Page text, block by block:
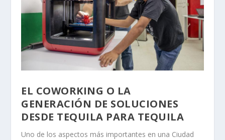
EL COWORKING O LA
GENERACIÓN DE SOLUCIONES
DESDE TEQUILA PARA TEQUILA
Uno de los aspectos más importantes en una Ciudad